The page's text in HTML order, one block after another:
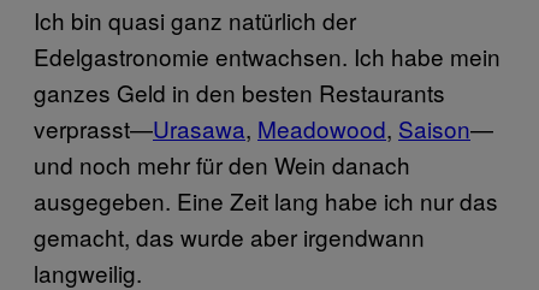
Ich bin quasi ganz natürlich der
Edelgastronomie entwachsen. Ich habe mein
ganzes Geld in den besten Restaurants
verprasst—Urasawa, Meadowood, Saison—
und noch mehr für den Wein danach
ausgegeben. Eine Zeit lang habe ich nur das
gemacht, das wurde aber irgendwann
langweilig.